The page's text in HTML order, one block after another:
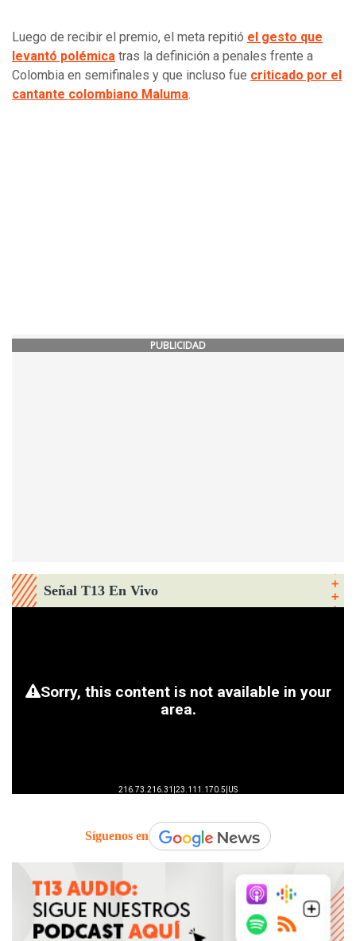
Luego de recibir el premio, el meta repitió el gesto que
levantó polémica tras la definición a penales frente a
Colombia en semifinales y que incluso fue criticado por el
cantante colombiano Maluma
PUBLICIDAD
Señal T13 En Vivo
Síguenos en